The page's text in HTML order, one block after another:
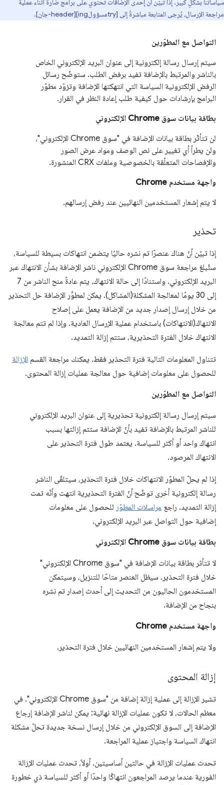
سياساتنا بشكلٍ كبير. إذا تبيّن أن إحدى الإضافات تحتوي على برامج ضارة أثناء عملية
مراجعة الإرسال، يُرجى المتابعة مباشرةً إلى [tryمسؤولing][header-جان].
التواصل مع المطوّرين
سيتم إرسال رسالة إلكترونية إلى عنوان البريد الإلكتروني الخاص
بالناشر والمرتبط بالإضافة تفيد برفض الطلب. ستوضّح رسائل
الرفض الإلكترونية السياسة التي انتهكتها الإضافة وتزوّد مطوّر
البرامج بإرشادات حول كيفية طلب إعادة النظر في القرار.
بطاقة بيانات سوق Chrome الإلكتروني
لن تتأثّر بطاقة بيانات الإضافة في "سوق Chrome الإلكتروني"،
ولن يطرأ أي تغيير على نص الوصف ومواد عرض الصور
والإفصاحات المتعلّقة بالخصوصية وملفات CRX المنشورة.
واجهة مستخدم Chrome
لا يتم إشعار المستخدمين النهائيين عند رفض إرسالهم.
تحذير
إذا تبيّن أنّ هناك عنصرًا تم نشره حاليًا يتضمن انتهاكات بسيطة للسياسة،
ستُبلغ مراجعة سوق Chrome الإلكتروني ناشر الإضافة بشأن الانتهاك عبر
البريد الإلكتروني. واستنادًا إلى حالة الانتهاك، يتم عادةً منح الناشر من 7
إلى 30 يومًا لمعالجة المشكلة(المشاكل). يمكن لمطوِّر الإضافة حل التحذير
من خلال إرسال إصدار جديد من الإضافة يعمل على إصلاح
الانتهاك(الانتهاكات) باستخدام عملية الإرسال العادية. وإذا لم تتم معالجة
الانتهاك خلال الفترة التحذيرية، ستتم إزالة التمديد.
تتناول المعلومات التالية فترة التحذير فقط. يمكنك مراجعة القسم الإزالة
للحصول على معلومات إضافية حول معالجة عمليات إزالة المحتوى.
التواصل مع المطوّرين
سيتم إرسال رسالة إلكترونية تحذيرية إلى عنوان البريد الإلكتروني
للناشر المرتبط بالإضافة تفيد بأنّ الإضافة ستتم إزالتها بسبب
انتهاك واحد أو أكثر للسياسة. يعتمد طول فترة التحذير على
الانتهاك المرصود.
إذا لم يحلّ المطوّر الانتهاكات خلال فترة التحذير، سيتلقّى الناشر
رسالة إلكترونية أخرى توضّح أنّ الفترة التحذيرية انتهت وأنّه تمت
إزالة التمديد. راجع مراسلات المطوّر للحصول على معلومات
إضافية حول التواصل عبر البريد الإلكتروني.
بطاقة بيانات سوق Chrome الإلكتروني
لا تتأثر بطاقة بيانات الإضافة في "سوق Chrome الإلكتروني"
خلال فترة التحذير. سيظل العنصر متاحًا للتنزيل، وسيتمكن
المستخدمون الحاليون من التحديث إلى أحدث إصدار تم نشره
بنجاح من الإضافة.
واجهة مستخدم Chrome
ولا يتم إشعار المستخدمين النهائيين خلال فترة التحذير.
إزالة المحتوى
تشير الإزالة إلى عملية إزالة إضافة من "سوق Chrome الإلكتروني". في
معظم الحالات، لا تكون عمليات الإزالة نهائية: يمكن لناشر الإضافة إرجاع
الإضافة إلى السوق الإلكتروني من خلال إرسال نسخة جديدة تحلّ مشكلة
انتهاك السياسة واجتياز عملية المراجعة.
تحدث عمليات الإزالة في حالتين أساسيتين. أولاً، تحدث عمليات الإزالة
الفورية عندما يرصد المراجعون انتهاكًا واحدًا أو أكثر للسياسة ذي خطورة